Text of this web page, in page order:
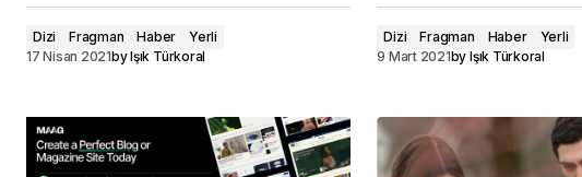
Dizi Fragman Haber
Yerli
17 Nisan 2021byIşık Türkoral
Dizi Fragman Haber
Yerli
9 Mart 2021by Işık Türkoral